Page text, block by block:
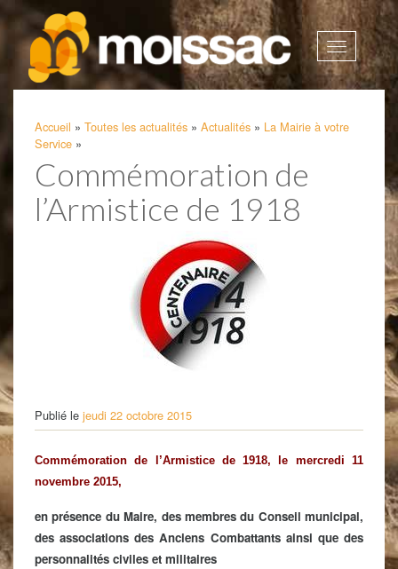
Afficher
la
Accueil » Toutes les actualités » Actualités » La Mairie à votre
Service »
Commémoration de
l’Armistice de 1918
Publié le jeudi 22 octobre 2015
Commémoration de
l’Armistice de 1918, le mercredi 11
novembre 2015,
en présence du Maire, des membres du Conseil municipal,
desassociations des Anciens Combattants ainsi que des
personnalités civiles et militaires